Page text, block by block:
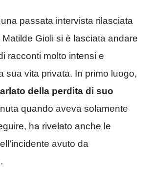
passata intervista rilasciata
Matilde Gioli si è lasciata andare
racconti molto intensi e
sua vita privata. In primo luogo,
della perdita di suo
quando aveva solamente
ha rivelato anche le
avuto da